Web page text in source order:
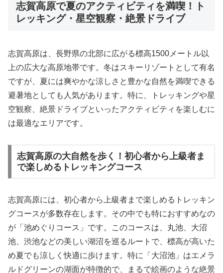
志賀高原で夏のアクティビティを満喫！ト
レッキング・星空観察・絶景ドライブ
志賀高原は、長野県の北部に広がる標高1500メートル以
上の広大な高原地帯です。冬はスキーリゾートとして有名
ですが、夏には爽やかな涼しさと豊かな自然を満喫できる
避暑地としても人気があります。特に、トレッキングや星
空観察、絶景ドライブといったアクティビティを楽しむに
は最適なエリアです。
志賀高原の大自然を歩く！初心者から上級者ま
で楽しめるトレッキングコース
志賀高原には、初心者から上級者まで楽しめるトレッキン
グコースが多数存在します。その中でも特におすすめなの
が「池めぐりコース」です。このコースは、丸池、大沼
池、渋池などの美しい湖沼を巡るルートで、標高が高いた
め夏でも涼しく快適に歩けます。特に「大沼池」はエメラ
ルドグリーンの湖面が特徴的で、まるで絵画のような絶景